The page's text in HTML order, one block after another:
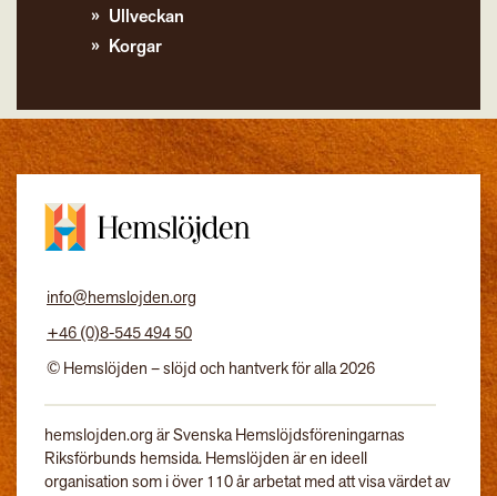
Ullveckan
Korgar
info@hemslojden.org
+46 (0)8-545 494 50
© Hemslöjden – slöjd och hantverk för alla 2026
hemslojden.org är Svenska Hemslöjdsföreningarnas
Riksförbunds hemsida. Hemslöjden är en ideell
organisation som i över 110 år arbetat med att visa värdet av